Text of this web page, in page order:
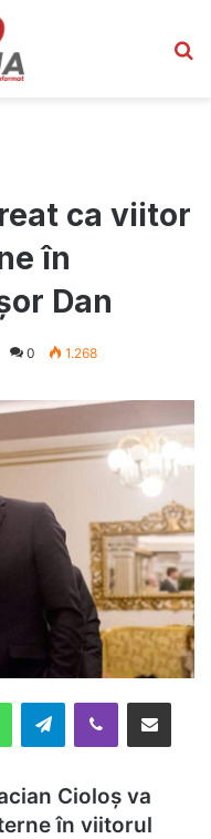
ca viitor
în
Dan
0 1.268
WhatsAppTelegramViber Distribuie prin mail
Cioloș va
în viitorul